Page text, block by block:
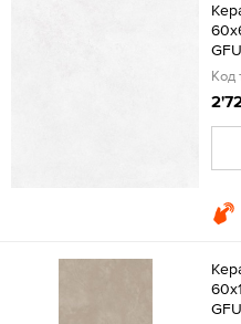
Код